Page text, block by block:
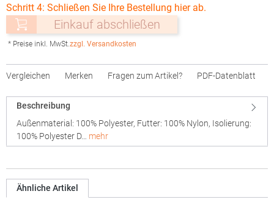
Schritt 4: Schließen Sie Ihre Bestellung hier ab.
Einkauf abschließen
* Preise inkl. MwSt.zzgl. Versandkosten
Vergleichen Merken Fragen zum Artikel? PDF-Datenblatt
Beschreibung
Außenmaterial: 100% Polyester, Futter: 100% Nylon, Isolierung:
100% Polyester D… mehr
Ähnliche Artikel